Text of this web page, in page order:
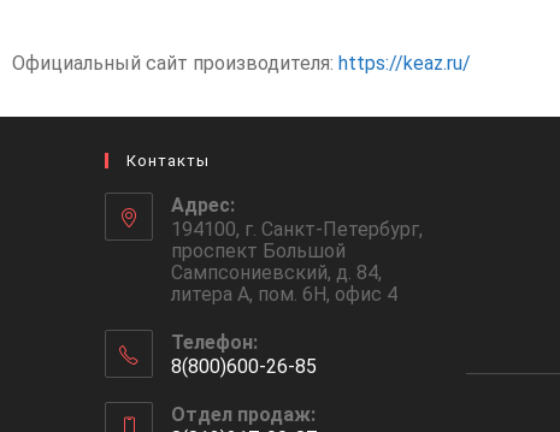
Официальный сайт производителя: https://keaz.ru/
Контакты
Адрес:
194100, г. Санкт-Петербург,
проспект Большой
Сампсониевский, д. 84,
литера А, пом. 6Н, офис 4
Телефон:
8(800)600-26-85
Отдел продаж: